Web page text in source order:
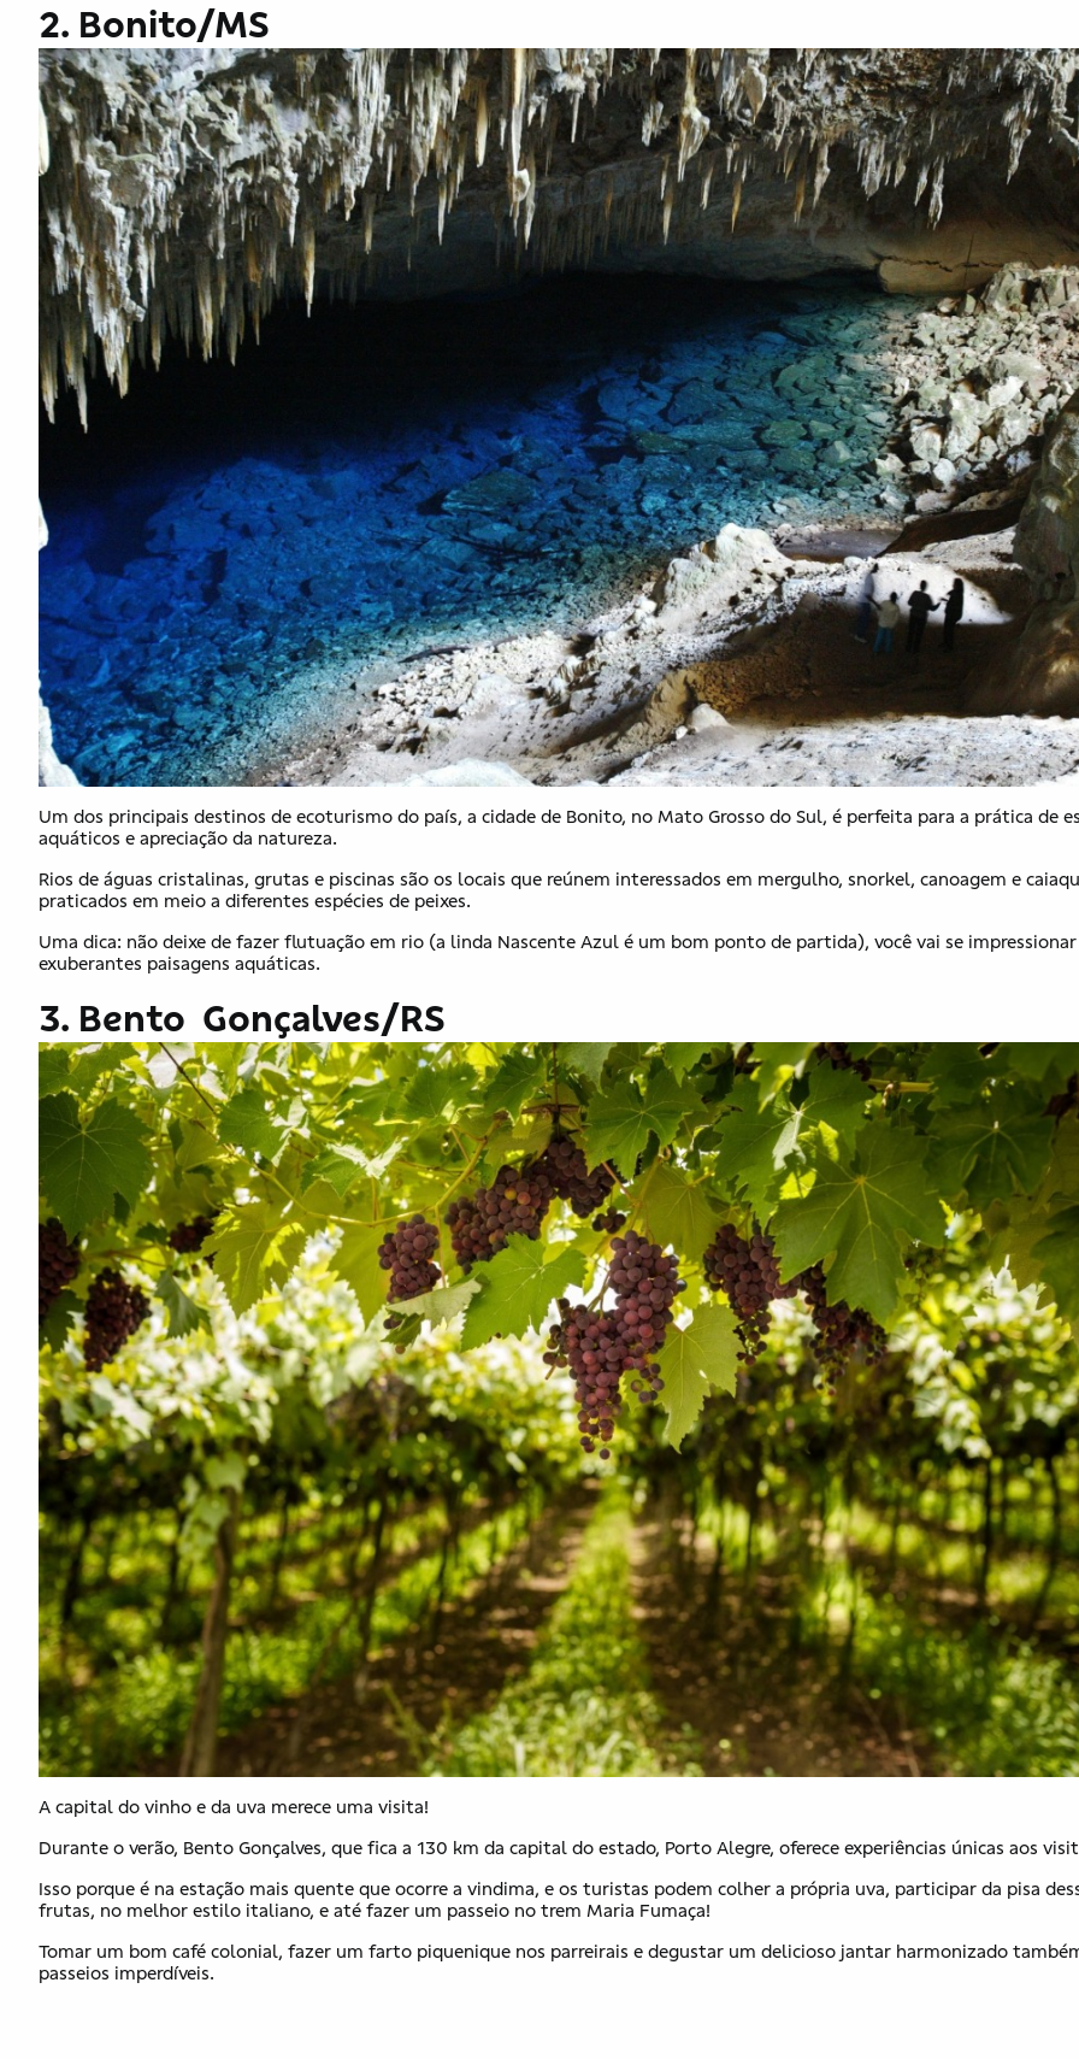
2. Bonito/MS
Um dos principais destinos de ecoturismo do país, a cidade de Bonito, no Mato Grosso do Sul, é perfeita para a prática de
aquáticos e apreciação da natureza.
Rios de águas cristalinas, grutas e piscinas são os locais que reúnem interessados em mergulho, snorkel, canoagem e
praticados em meio a diferentes espécies de peixes.
Uma dica: não deixe de fazer flutuação em rio (a linda Nascente Azul é um bom ponto de partida), você vai se impressionar
exuberantes paisagens aquáticas.
3. Bento Gonçalves/RS
A capital do vinho e da uva merece uma visita!
Durante o verão, Bento Gonçalves, que fica a 130 km da capital do estado, Porto Alegre, oferece experiências únicas aos
Isso porque é na estação mais quente que ocorre a vindima, e os turistas podem colher a própria uva, participar da pisa
frutas, no melhor estilo italiano, e até fazer um passeio no trem Maria Fumaça!
Tomar um bom café colonial, fazer um farto piquenique nos parreirais e degustar um delicioso jantar harmonizado
passeios imperdíveis.